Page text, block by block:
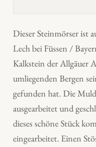
Dieser Steinmörser ist
Lech bei Füssen /
Kalkstein der Allgäuer
umliegenden Bergen
gefunden hat. Die
ausgearbeitet und
dieses schöne Stück
eingearbeitet. Einen